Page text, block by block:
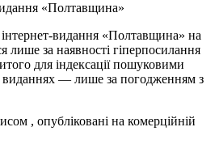
«Полтавщина»
інтернет-видання «Полтавщина» на
лише за наявності гіперпосилання
для індексації пошуковими
виданнях — лише за погодженням з
, опубліковані на комерційній